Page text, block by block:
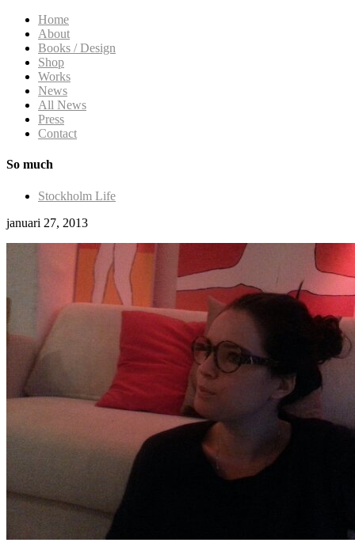
Home
About
Books / Design
Shop
Works
News
All News
Press
Contact
So much
Stockholm Life
januari 27, 2013